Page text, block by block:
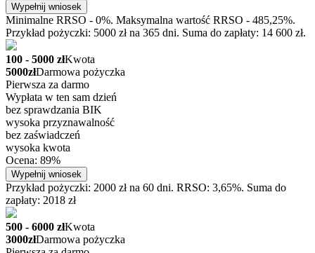
Wypełnij wniosek
Minimalne RRSO - 0%. Maksymalna wartość RRSO - 485,25%.
Przykład pożyczki: 5000 zł na 365 dni. Suma do zapłaty: 14 600 zł.
100 - 5000 złKwota
5000złDarmowa pożyczka
Pierwsza za darmo
Wypłata w ten sam dzień
bez sprawdzania BIK
wysoka przyznawalność
bez zaświadczeń
wysoka kwota
Ocena: 89%
Wypełnij wniosek
Przykład pożyczki: 2000 zł na 60 dni. RRSO: 3,65%. Suma do
zapłaty: 2018 zł
500 - 6000 złKwota
3000złDarmowa pożyczka